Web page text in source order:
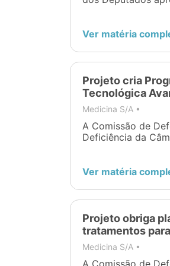
cobertura da
Lucas Fernandes
Ver matéria
Projeto cria
Tecnológica
Medicina S/A •
A Comissão de
Deficiência da
tratamento de
(Solidariedade-
Ver matéria
Projeto obriga
tratamentos
Medicina S/A •
A Comissão de